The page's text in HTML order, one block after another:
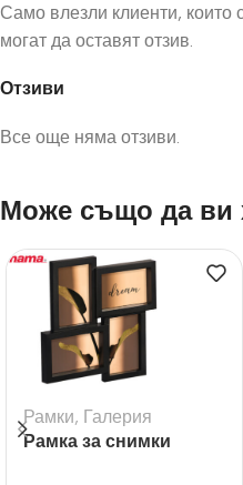
Отзиви
Все още няма отзиви.
Само влезли клиенти, които
могат да оставят отзив.
Може също да ви
Рамки, Галерия
Рамка за снимки